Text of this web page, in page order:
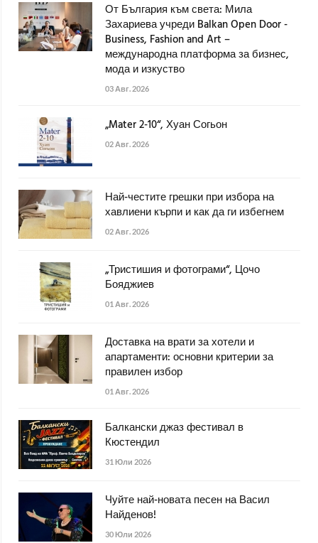
От България към света: Мила
Захариева учреди Balkan Open Door -
Business, Fashion and Art –
международна платформа за бизнес,
мода и изкуство
03 Авг. 2026
„Mater 2-10“, Хуан Согьон
02 Авг. 2026
Най-честите грешки при избора на
хавлиени кърпи и как да ги избегнем
02 Авг. 2026
„Тристишия и фотограми“, Цочо
Бояджиев
01 Авг. 2026
Доставка на врати за хотели и
апартаменти: основни критерии за
правилен избор
01 Авг. 2026
Балкански джаз фестивал в
Кюстендил
31 Юли 2026
Чуйте най-новата песен на Васил
Найденов!
30 Юли 2026